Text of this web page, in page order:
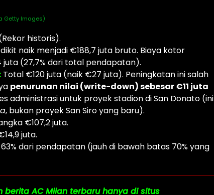
Getty Images)
historis).
naik menjadi €188,7 juta bruto. Biaya kotor
juta (27,7% dari total pendapatan).
Total €120 juta (naik €27 juta). Peningkatan ini salah
penurunan nilai (write-down) sebesar €11 juta
administrasi untuk proyek stadion di San Donato (ini
, bukan proyek San Siro yang baru).
€107,2 juta.
juta.
63% dari pendapatan (jauh di bawah batas 70% yang
AC Milan terbaru hanya di situs